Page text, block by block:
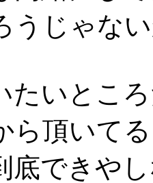
うじゃな
いところ
ら頂いて
底できや